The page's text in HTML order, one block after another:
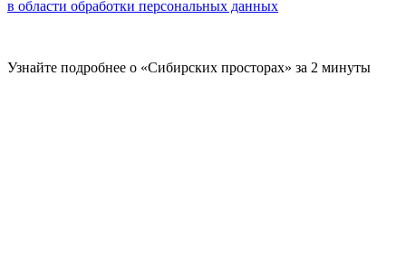
в области обработки персональных данных
Узнайте подробнее о «Сибирских просторах» за 2 минуты